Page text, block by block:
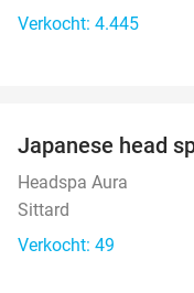
Verkocht: 4.445
Japanese head
Headspa Aura
Sittard
Verkocht: 49